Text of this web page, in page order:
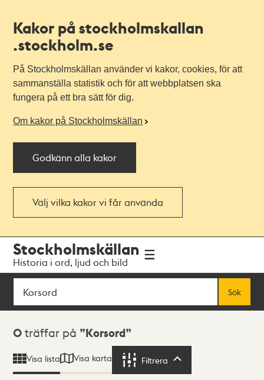
Kakor på stockholmskallan
.stockholm.se
På Stockholmskällan använder vi kakor, cookies, för att
sammanställa statistik och för att webbplatsen ska
fungera på ett bra sätt för dig.
Om kakor på Stockholmskällan
Godkänn alla kakor
Välj vilka kakor vi får använda
navigationen
huvudinnehållet
Stockholmskällan
Historia i ord, ljud och bild
Sök
Sök
Sökresultat
0 träffar på Korsord
Visa lista Visa karta Filtrera